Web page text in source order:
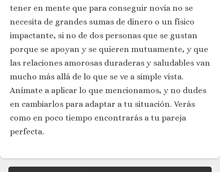
tener en mente que para conseguir novia no se
necesita de grandes sumas de dinero o un físico
impactante, si no de dos personas que se gustan
porque se apoyan y se quieren mutuamente, y que
las relaciones amorosas duraderas y saludables van
mucho más allá de lo que se ve a simple vista.
Anímate a aplicar lo que mencionamos, y no dudes
en cambiarlos para adaptar a tu situación. Verás
como en poco tiempo encontrarás a tu pareja
perfecta.